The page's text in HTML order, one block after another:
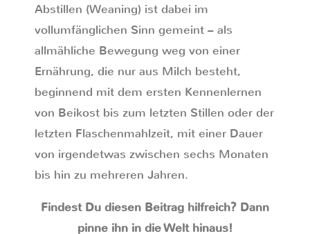
Abstillen (Weaning) ist dabei im
vollumfänglichen Sinn gemeint – als
allmähliche Bewegung weg von einer
Ernährung, die nur aus Milch besteht,
beginnend mit dem ersten Kennenlernen
von Beikost bis zum letzten Stillen oder der
letzten Flaschenmahlzeit, mit einer Dauer
von irgendetwas zwischen sechs Monaten
bis hin zu mehreren Jahren.
Findest Du diesen Beitrag hilfreich? Dann
pinne ihn in die Welt hinaus!